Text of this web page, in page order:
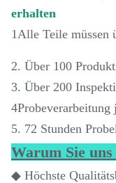
erhalten
1Alle Teile müssen
2. Über 100
3. Über 200
4Probeverarbeitung
5. 72 Stunden
Warum Sie
◆ Höchste